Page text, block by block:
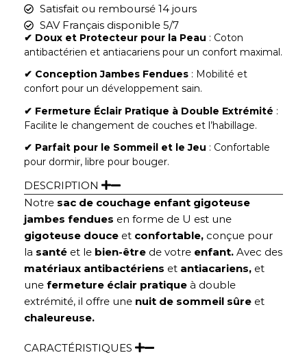
Satisfait ou remboursé 14 jours
SAV Français disponible 5/7
✔︎ Doux et Protecteur pour la Peau : Coton
antibactérien et antiacariens pour un confort maximal.
✔︎ Conception Jambes Fendues : Mobilité et
confort pour un développement sain.
✔︎ Fermeture Éclair Pratique à Double Extrémité :
Facilite le changement de couches et l’habillage.
✔︎ Parfait pour le Sommeil et le Jeu : Confortable
pour dormir, libre pour bouger.
DESCRIPTION
Notre sac de couchage enfant gigoteuse
jambes fendues en forme de U est une
gigoteuse douce et confortable, conçue pour
la santé et le bien-être de votre enfant. Avec des
matériaux antibactériens et antiacariens, et
une fermeture éclair pratique à double
extrémité, il offre une nuit de sommeil sûre et
chaleureuse.
CARACTÉRISTIQUES